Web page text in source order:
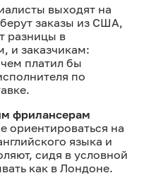
выходят на
заказы из США,
разницы в
и заказчикам:
платил бы
по
фрилансерам
ориентироваться на
языка и
сидя в условной
как в Лондоне.